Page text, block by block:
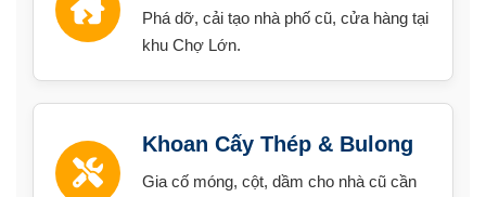
Phá dỡ, cải tạo nhà phố cũ, cửa hàng tại
khu Chợ Lớn.
Khoan Cấy Thép & Bulong
Gia cố móng, cột, dầm cho nhà cũ cần